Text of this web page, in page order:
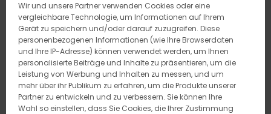
Wir und unsere Partner verwenden Cookies oder eine
vergleichbare Technologie, um Informationen auf Ihrem
Gerät zu speichern und/oder darauf zuzugreifen. Diese
personenbezogenen Informationen (wie Ihre Browserdaten
und Ihre IP-Adresse) können verwendet werden, um Ihnen
personalisierte Beiträge und Inhalte zu präsentieren, um die
Leistung von Werbung und Inhalten zu messen, und um
mehr über ihr Publikum zu erfahren, um die Produkte unserer
Partner zu entwickeln und zu verbessern. Sie können Ihre
Wahl so einstellen, dass Sie Cookies, die Ihrer Zustimmung